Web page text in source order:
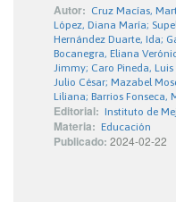
Autor: Cruz Macías,
López, Diana María;
Hernández Duarte, Ida;
Bocanegra, Eliana
Jimmy; Caro Pineda,
Julio César; Mazabel
Liliana; Barrios Fonseca,
Editorial: Instituto de
Materia: Educación
Publicado: 2024-02-22